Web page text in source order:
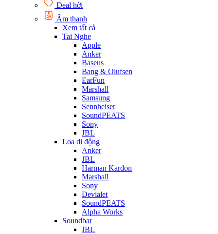
Deal hời
Âm thanh
Xem tất cả
Tai Nghe
Apple
Anker
Baseus
Bang & Olufsen
EarFun
Marshall
Samsung
Sennheiser
SoundPEATS
Sony
JBL
Loa di động
Anker
JBL
Harman Kardon
Marshall
Sony
Devialet
SoundPEATS
Alpha Works
Soundbar
JBL